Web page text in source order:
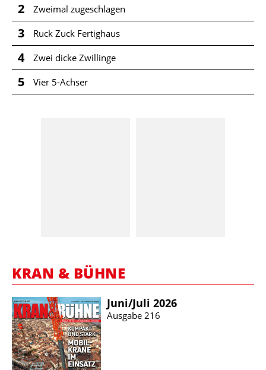
2 Zweimal zugeschlagen
3 Ruck Zuck Fertighaus
4 Zwei dicke Zwillinge
5 Vier 5-Achser
KRAN & BÜHNE
Juni/​Juli 2026
Ausgabe 216